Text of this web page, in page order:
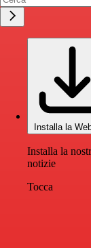
Installa la
Installa la
notizie
Tocca